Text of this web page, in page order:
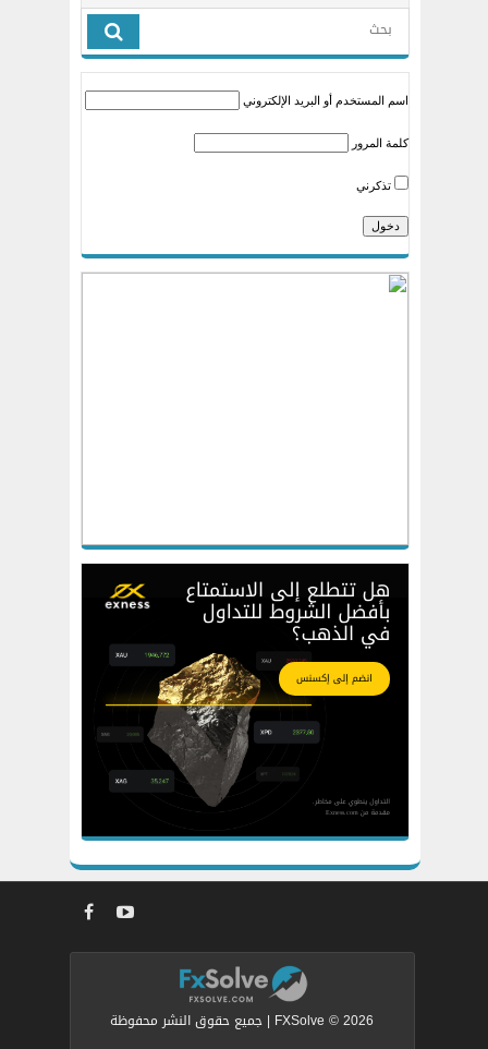
اسم المستخدم أو البريد الإلكتروني
كلمة المرور
تذكرني
FXSolve © 2026 | جميع حقوق النشر محفوظة